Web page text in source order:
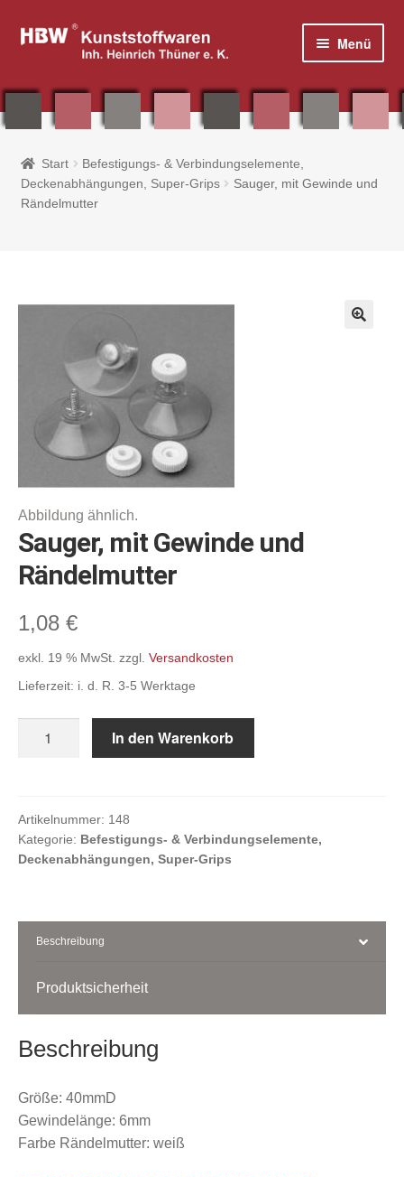
Zur
Navigation
Zum
Menü
Home
Shop
Fahnen & Zubehör
Befestigungs- & Verbindungselemente,
Deckenabhängungen, Super-Grips
Abhängesysteme & Klemmprofile,
Gehwegaufsteller, A-Standschilder,
Klapprahmen
Warenordnungs-Systeme
Schnäppchenmarkt
Kasse
Start
Befestigungs- & Verbindungselemente,
Deckenabhängungen, Super-Grips
Sauger, mit Gewinde und
Rändelmutter
Sauger, mit Gewinde und
Rändelmutter
1,08 €
exkl. 19 % MwSt. zzgl. Versandkosten
Lieferzeit: i. d. R. 3-5 Werktage
Rändelmutter
Menge
In den Warenkorb
Artikelnummer: 148
Kategorie: Befestigungs- & Verbindungselemente,
Deckenabhängungen, Super-Grips
Beschreibung
Produktsicherheit
Beschreibung
Größe: 40mmD
Gewindelänge: 6mm
Farbe Rändelmutter: weiß